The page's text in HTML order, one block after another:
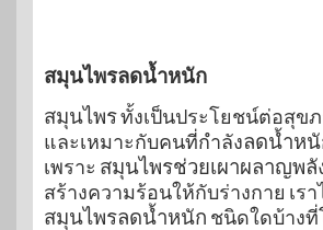
สมุนไพรลดน้ำหนัก
สมุนไพรทั้งเป็นประโยชน์ต่อสุขภ
และเหมาะกับคนที่กำลังลดน้ำห
เพราะ สมุนไพรช่วยเผาผลาญพลั
สร้างความร้อนให้กับร่างกาย เร
สมุนไพรลดน้ำหนัก ชนิดใดบ้าง